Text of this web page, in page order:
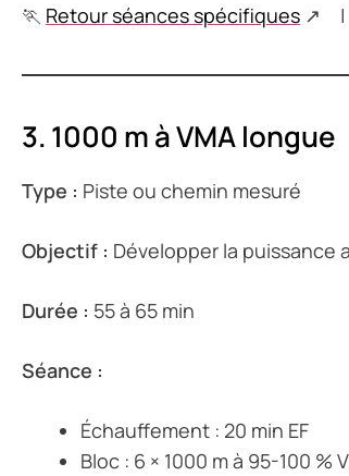
🏃 Retour séances spécifiques ↗ |
3. 1000 m à VMA longue
Type : Piste ou chemin mesuré
Objectif : Développer la puissance
Durée : 55 à 65 min
Séance :
Échauffement : 20 min EF
Bloc : 6 × 1000 m à 95-100 %